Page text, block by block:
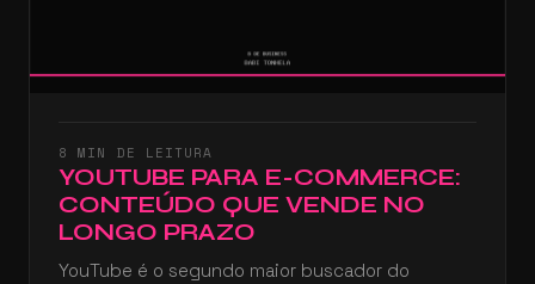
8 MIN DE LEITURA
YOUTUBE PARA E-COMMERCE:
CONTEÚDO QUE VENDE NO
LONGO PRAZO
YouTube é o segundo maior buscador do